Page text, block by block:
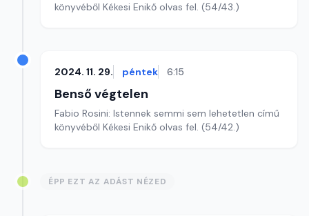
könyvéből Kékesi Enikő olvas fel. (54/43.)
2024. 11. 29. péntek 6:15
Benső végtelen
Fabio Rosini: Istennek semmi sem lehetetlen című
könyvéből Kékesi Enikő olvas fel. (54/42.)
ÉPP EZT AZ ADÁST NÉZED